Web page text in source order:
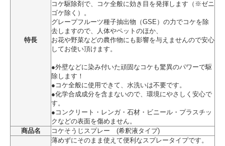
特長
コケ駆除剤で、コケ全般に効き目を発揮します（※ゼニ
ゴケ除く）。
グレープフルーツ種子抽出物（GSE）の力でコケを除
去しますので、人体やペットのほか、
お花や野菜などの農作物にも影響を与えませんので安心
してお使い頂けます。
●外壁などに染み付いた頑固なコケも驚異のパワーで駆
除します！
●コケ全般に使用できて、水洗いは不要です。
●化学合成成分を含まないので、環境にやさしく安心で
す。
●コンクリート・レンガ・石材・ビニール・プラスチッ
クなどの表面を傷めません。
商品名
コケそうじスプレー (希釈液タイプ)
薄めずにそのまま使えて便利なスプレータイプです。